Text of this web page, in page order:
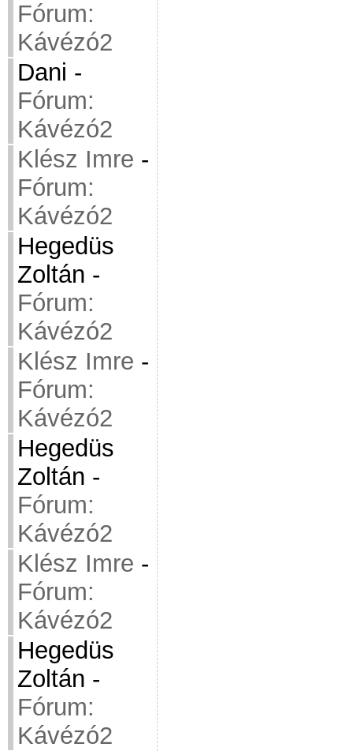
Fórum:
Kávézó2
Dani -
Fórum:
Kávézó2
Klész Imre -
Fórum:
Kávézó2
Hegedüs
Zoltán -
Fórum:
Kávézó2
Klész Imre -
Fórum:
Kávézó2
Hegedüs
Zoltán -
Fórum:
Kávézó2
Klész Imre -
Fórum:
Kávézó2
Hegedüs
Zoltán -
Fórum:
Kávézó2